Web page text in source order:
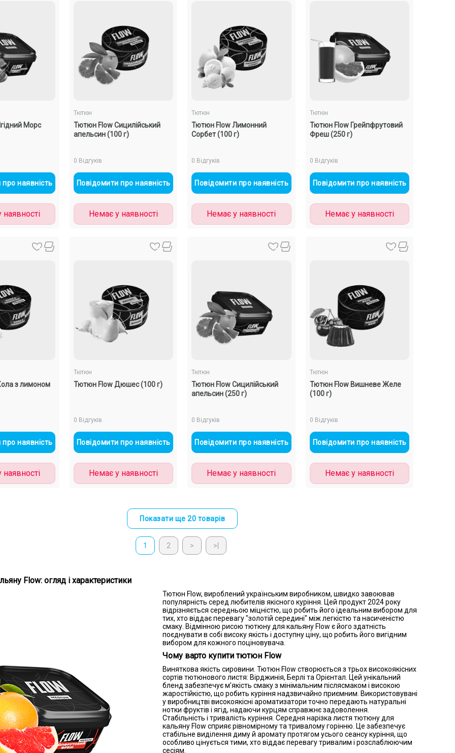
Морс
наявність
Тютюн
Тютюн Flow Сицилійський
апельсин (100 г)
0 Відгуків
Повідомити про наявність
Немає у наявності
Тютюн
Тютюн Flow Лимонний
Сорбет (100 г)
0 Відгуків
Повідомити про наявність
Немає у наявності
Тютюн
Тютюн Flow Грейпфрутовий
Фреш (250 г)
0 Відгуків
Повідомити про наявність
Немає у наявності
з лимоном
наявність
Тютюн
Тютюн Flow Дюшес (100 г)
0 Відгуків
Повідомити про наявність
Немає у наявності
Тютюн
Тютюн Flow Сицилійський
апельсин (250 г)
0 Відгуків
Повідомити про наявність
Немає у наявності
Тютюн
Тютюн Flow Вишневе Желе
(100 г)
0 Відгуків
Повідомити про наявність
Немає у наявності
Показати ще 20 товарів
1 2 > >|
Flow: огляд і характеристики
Тютюн Flow, вироблений українським виробником, швидко завоював
популярність серед любителів якісного куріння. Цей продукт 2024 року
відрізняється середньою міцністю, що робить його ідеальним вибором для
тих, хто віддає перевагу "золотій середині" між легкістю та насиченістю
смаку. Відмінною рисою тютюну для кальяну Flow є його здатність
поєднувати в собі високу якість і доступну ціну, що робить його вигідним
вибором для кожного поціновувача.
Чому варто купити тютюн Flow
Виняткова якість сировини. Тютюн Flow створюється з трьох високоякісних
сортів тютюнового листя: Вірджинія, Берлі та Орієнтал. Цей унікальний
бленд забезпечує м’якість смаку з мінімальним післясмаком і високою
жаростійкістю, що робить куріння надзвичайно приємним. Використовувані
у виробництві високоякісні ароматизатори точно передають натуральні
нотки фруктів і ягід, надаючи курцям справжнє задоволення.
Стабільність і тривалість куріння. Середня нарізка листя тютюну для
кальяну Flow сприяє рівномірному та тривалому горінню. Це забезпечує
стабільне виділення диму й аромату протягом усього сеансу куріння, що
особливо цінується тими, хто віддає перевагу тривалим і розслаблюючим
сесіям.